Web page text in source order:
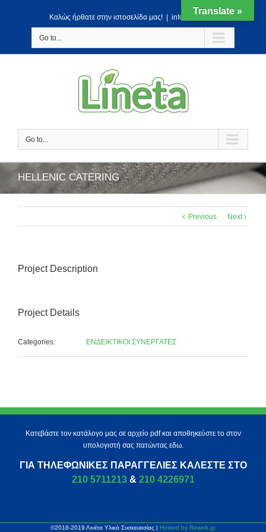
Kαλώς ήρθατε στην ιστοσελίδα μας! info@lineta.gr
Go to...
Go to...
HELLENIC CATERING
Previous Next
Project Description
Project Details
Categories: ΕΝΔΕΙΚΤΙΚΟΙ ΣΥΝΕΡΓΑΤΕΣ
Κατεβάστε τον κατάλογο μας σε αρχείο pdf και αποθηκεύστε το στον
υπολογιστή σας πατώντας εδω.
ΓΙΑ ΤΗΛΕΦΩΝΙΚΈΣ ΠΑΡΑΓΓΕΛΊΕΣ ΚΑΛΈΣΤΕ ΣΤΟ
210 5711213& 210 4226971
©2018-2019 Λινέτα Υλικά Συσκευασίας | Hosted by Reweb.gr
Translate »